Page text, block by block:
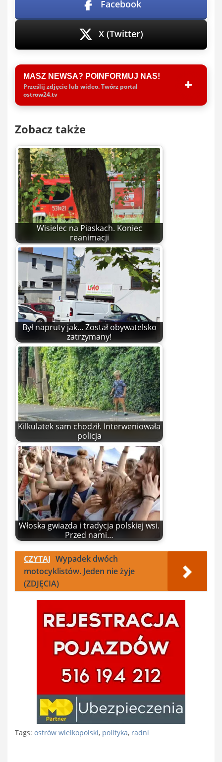
Facebook
X (Twitter)
MASZ NEWSA? POINFORMUJ NAS!
Prześlij zdjęcie lub wideo. Twórz portal
ostrow24.tv
Zobacz także
Wisielec na Piaskach. Koniec
reanimacji
Był napruty jak... Został obywatelsko
zatrzymany!
Kilkulatek sam chodził. Interweniowała
policja
Włoska gwiazda i tradycja polskiej wsi.
Przed nami…
CZYTAJ Wypadek dwóch
motocyklistów. Jeden nie żyje
(ZDJĘCIA)
Tags: ostrów wielkopolski, polityka, radni